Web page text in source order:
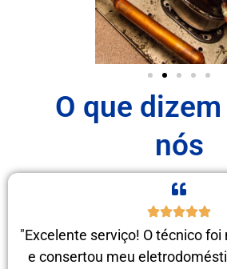
O que
nós
"Excelente serviço! O técnico foi
e consertou meu